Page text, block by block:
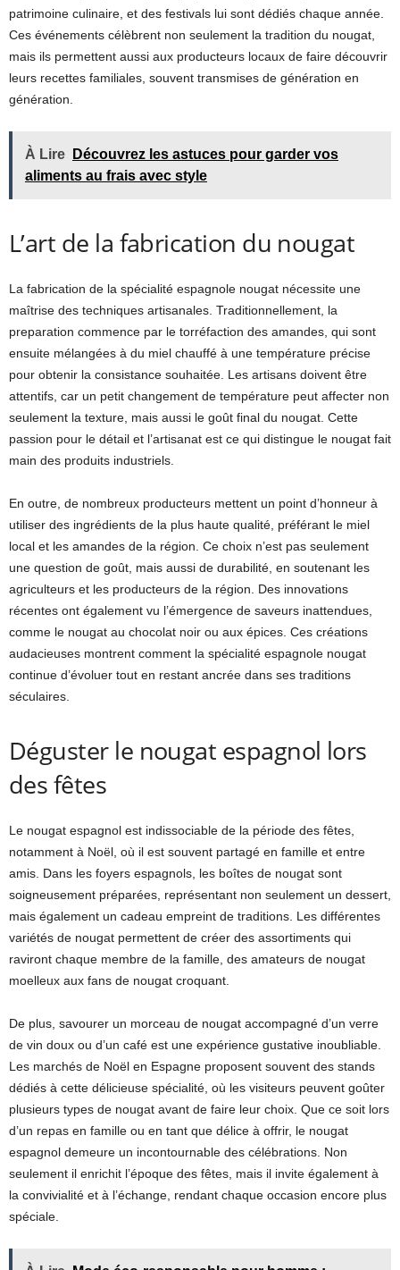
patrimoine culinaire, et des festivals lui sont dédiés chaque année.
Ces événements célèbrent non seulement la tradition du nougat,
mais ils permettent aussi aux producteurs locaux de faire découvrir
leurs recettes familiales, souvent transmises de génération en
génération.
À Lire
Découvrez les astuces pour garder vos
aliments au frais avec style
L’art de la fabrication du nougat
La fabrication de la spécialité espagnole nougat nécessite une
maîtrise des techniques artisanales. Traditionnellement, la
preparation commence par le torréfaction des amandes, qui sont
ensuite mélangées à du miel chauffé à une température précise
pour obtenir la consistance souhaitée. Les artisans doivent être
attentifs, car un petit changement de température peut affecter non
seulement la texture, mais aussi le goût final du nougat. Cette
passion pour le détail et l’artisanat est ce qui distingue le nougat fait
main des produits industriels.
En outre, de nombreux producteurs mettent un point d’honneur à
utiliser des ingrédients de la plus haute qualité, préférant le miel
local et les amandes de la région. Ce choix n’est pas seulement
une question de goût, mais aussi de durabilité, en soutenant les
agriculteurs et les producteurs de la région. Des innovations
récentes ont également vu l’émergence de saveurs inattendues,
comme le nougat au chocolat noir ou aux épices. Ces créations
audacieuses montrent comment la spécialité espagnole nougat
continue d’évoluer tout en restant ancrée dans ses traditions
séculaires.
Déguster le nougat espagnol lors
des fêtes
Le nougat espagnol est indissociable de la période des fêtes,
notamment à Noël, où il est souvent partagé en famille et entre
amis. Dans les foyers espagnols, les boîtes de nougat sont
soigneusement préparées, représentant non seulement un dessert,
mais également un cadeau empreint de traditions. Les différentes
variétés de nougat permettent de créer des assortiments qui
raviront chaque membre de la famille, des amateurs de nougat
moelleux aux fans de nougat croquant.
De plus, savourer un morceau de nougat accompagné d’un verre
de vin doux ou d’un café est une expérience gustative inoubliable.
Les marchés de Noël en Espagne proposent souvent des stands
dédiés à cette délicieuse spécialité, où les visiteurs peuvent goûter
plusieurs types de nougat avant de faire leur choix. Que ce soit lors
d’un repas en famille ou en tant que délice à offrir, le nougat
espagnol demeure un incontournable des célébrations. Non
seulement il enrichit l’époque des fêtes, mais il invite également à
la convivialité et à l’échange, rendant chaque occasion encore plus
spéciale.